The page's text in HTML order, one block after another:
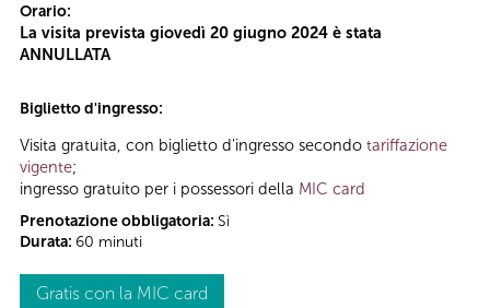
Orario:
La visita prevista giovedì 20 giugno 2024 è stata
ANNULLATA
Biglietto d'ingresso:
Visita gratuita, con biglietto d'ingresso secondo tariffazione
vigente;
ingresso gratuito per i possessori della MIC card
Prenotazione obbligatoria: Sì
Durata: 60 minuti
Gratis con la MIC card